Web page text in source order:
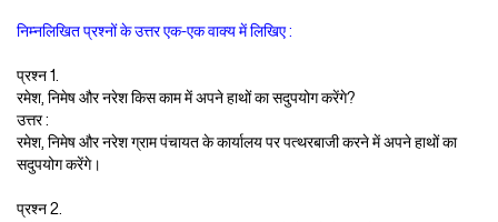
निम्नलिखित प्रश्नों के उत्तर एक-एक वाक्य में लिखिए :
प्रश्न 1.
रमेश, निमेष और नरेश किस काम में अपने हाथों का सदुपयोग करेंगे?
उत्तर :
रमेश, निमेष और नरेश ग्राम पंचायत के कार्यालय पर पत्थरबाजी करने में अपने हाथों का
सदुपयोग करेंगे।
प्रश्न 2.